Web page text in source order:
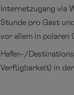
Internetzugang via
Stunde pro Gast
vor allem in polaren
Hafen-/
Verfügbarkeit) in